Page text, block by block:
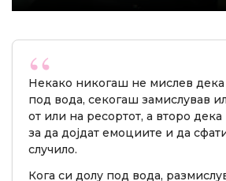
Некако никогаш не мислев
под вода, секогаш замислував
от или на ресортот, а второ
за да дојдат емоциите и да
случило.
Кога си долу под вода,